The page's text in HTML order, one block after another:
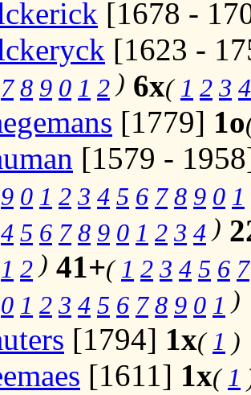
[1678 -
[1623 -
7 8 9 0 1 2) 6x( 1 2 3 4
[1779] 1o
[1579 -
9 0 1 2 3 4 5 6 7 8 9 0 1
4 5 6 7 8 9 0 1 2 3 4)
1 2) 41+( 1 2 3 4 5 6 7
0 1 2 3 4 5 6 7 8 9 0 1 )
[1794] 1x( 1 )
[1611] 1x( 1